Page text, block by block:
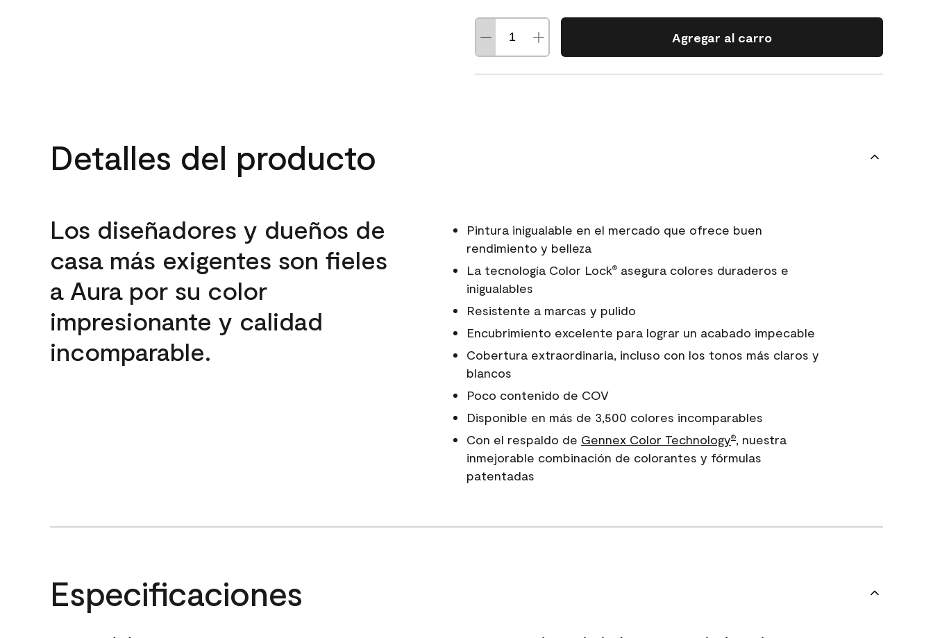
Agregar al carro
Detalles del producto
Los diseñadores y dueños de
casa más exigentes son fieles
a Aura por su color
impresionante y calidad
incomparable.
Pintura inigualable en el mercado que ofrece buen
rendimiento y belleza
La tecnología Color Lock®asegura colores duraderos e
inigualables
Resistente a marcas y pulido
Encubrimiento excelente para lograr un acabado impecable
Cobertura extraordinaria, incluso con los tonos más claros y
blancos
Poco contenido de COV
Disponible en más de 3,500 colores incomparables
Con el respaldo de Gennex Color Technology®, nuestra
inmejorable combinación de colorantes y fórmulas
patentadas
Especificaciones